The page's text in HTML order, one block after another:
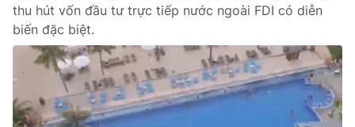
thu hút vốn đầu tư trực tiếp nước ngoài FDI có diễn
biến đặc biệt.